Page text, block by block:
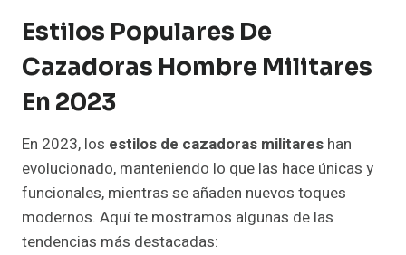
Estilos Populares De
Cazadoras Hombre Militares
En 2023
En 2023, los estilos de cazadoras militares han
evolucionado, manteniendo lo que las hace únicas y
funcionales, mientras se añaden nuevos toques
modernos. Aquí te mostramos algunas de las
tendencias más destacadas: